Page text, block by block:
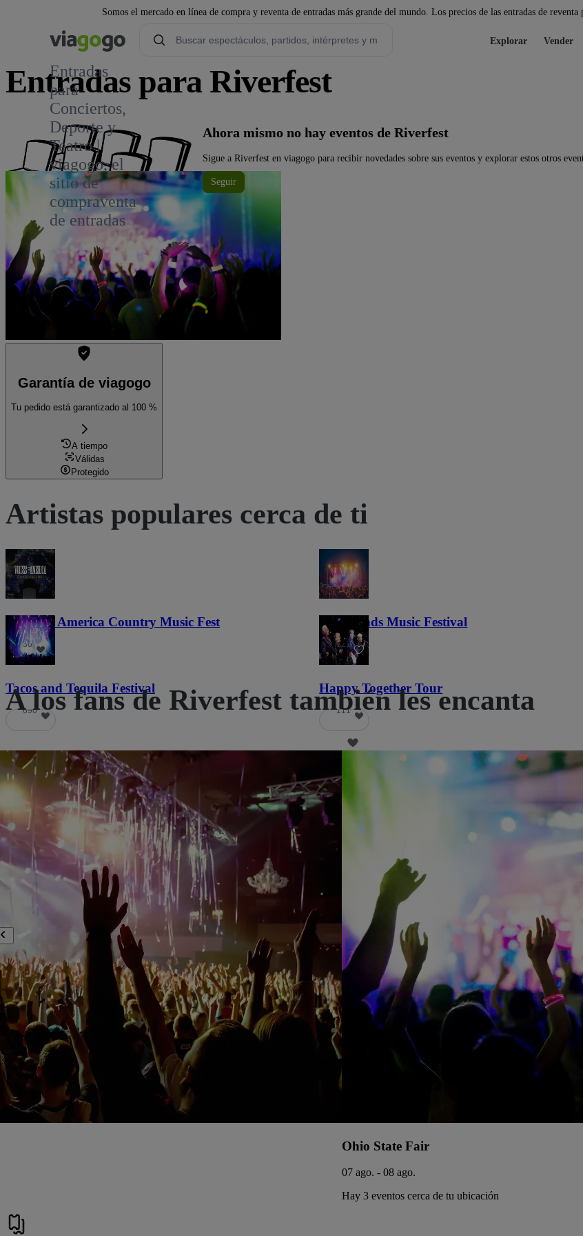
Somos el mercado en línea de compra y reventa de entradas más grande del mundo. Los precios de las entradas de
Entradas
para
Conciertos,
Deporte y
Teatro |
viagogo, el
sitio de
compraventa
de entradas
Explorar Vender
Entradas para Riverfest
Ahora mismo no hay eventos de Riverfest
Sigue a Riverfest en viagogo para recibir novedades sobre sus eventos y explorar estos otros
Seguir
Garantía de viagogo
Tu pedido está garantizado al 100 %
A tiempo
Válidas
Protegido
Artistas populares cerca de ti
Voices of America Country Music Fest
36
Lost Lands Music Festival
121
Tacos and Tequila Festival
690
Happy Together Tour
111
A los fans de Riverfest también les encanta
Ohio State Fair
07 ago. - 08 ago.
Hay 3 eventos cerca de tu ubicación